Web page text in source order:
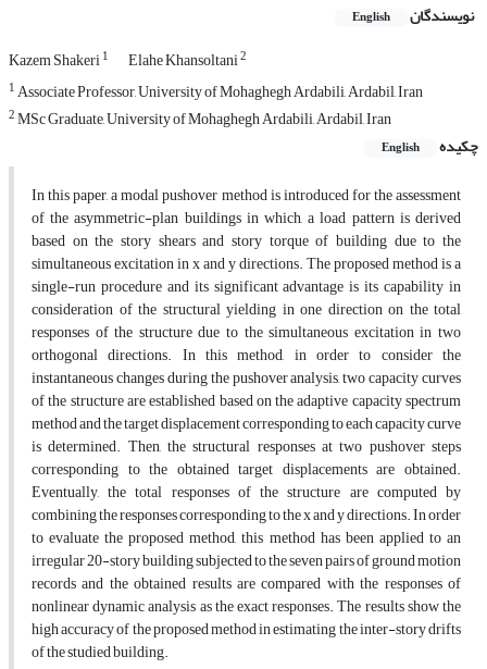
نویسندگان English
Kazem Shakeri1 Elahe Khansoltani2
1Associate Professor, University of Mohaghegh Ardabili, Ardabil, Iran
2MSc Graduate, University of Mohaghegh Ardabili, Ardabil, Iran
چکیده
English
In this paper, a modal pushover method is introduced for the assessment
of the asymmetric-plan buildings in which, a load pattern is derived
based on the story shears and story torque of building due to the
simultaneous excitation in x and y directions. The proposed method is a
single-run procedure and its significant advantage is its capability in
consideration of the structural yielding in one direction on the total
responses of the structure due to the simultaneous excitation in two
orthogonal directions. In this method, in order to consider the
instantaneous changes during the pushover analysis, two capacity curves
of the structure are established based on the adaptive capacity spectrum
method and the target displacement corresponding to each capacity curve
is determined. Then, the structural responses at two pushover steps
corresponding to the obtained target displacements are obtained.
Eventually, the total responses of the structure are computed by
combining the responses corresponding to the x and y directions. In order
to evaluate the proposed method, this method has been applied to an
irregular 20-story building subjected to the seven pairs of ground motion
records and the obtained results are compared with the responses of
nonlinear dynamic analysis as the exact responses. The results show the
high accuracy of the proposed method in estimating the inter-story drifts
of the studied building.